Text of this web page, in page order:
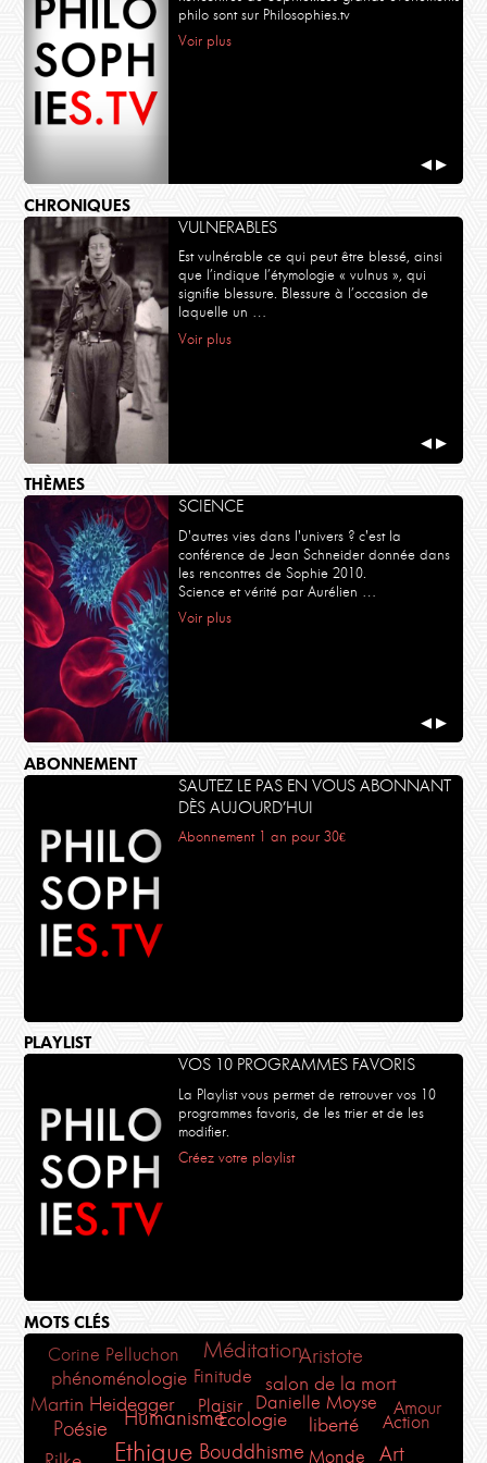
philo sont sur Philosophies.tv
Voir plus
◀ ▶
CHRONIQUES
VULNERABLES
Est vulnérable ce qui peut être blessé, ainsi
que l’indique l’étymologie « vulnus », qui
signifie blessure. Blessure à l’occasion de
laquelle un …
Voir plus
◀ ▶
THÈMES
SCIENCE
D'autres vies dans l'univers ? c'est la
conférence de Jean Schneider donnée dans
les rencontres de Sophie 2010.
Science et vérité par Aurélien …
Voir plus
◀ ▶
ABONNEMENT
SAUTEZ LE PAS EN VOUS ABONNANT
DÈS AUJOURD’HUI
Abonnement 1 an pour 30€
PLAYLIST
VOS 10 PROGRAMMES FAVORIS
La Playlist vous permet de retrouver vos 10
programmes favoris, de les trier et de les
modifier.
Créez votre playlist
MOTS CLÉS
Corine Pelluchon MéditationAristote
phénoménologie Finitude
salon de la mort
Martin Heidegger
Plaisir Danielle Moyse Amour
Poésie HumanismeEcologie liberté
Action
Ethique Bouddhisme Monde Art